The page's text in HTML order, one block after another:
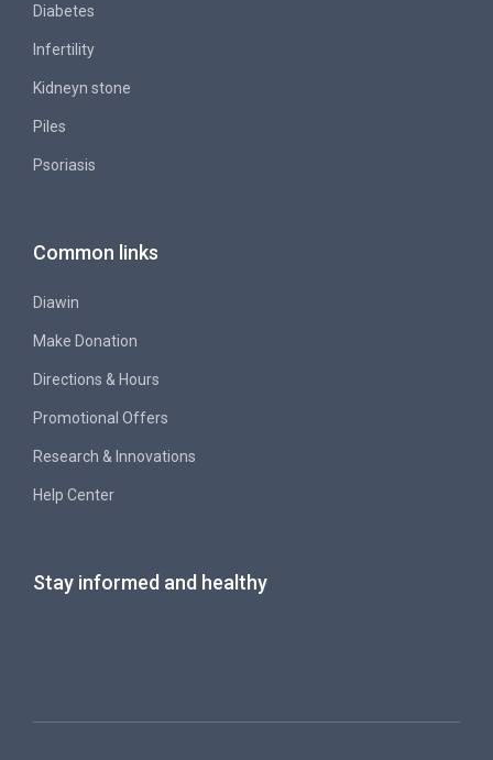
Diabetes
Infertility
Kidneyn stone
Piles
Psoriasis
Common links
Diawin
Make Donation
Directions & Hours
Promotional Offers
Research & Innovations
Help Center
Stay informed and healthy